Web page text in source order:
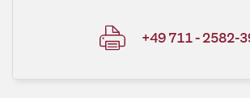
+49 711 - 2582-